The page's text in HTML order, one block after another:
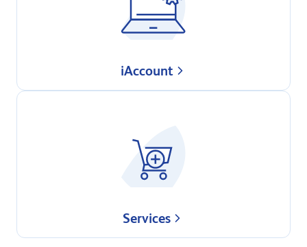
iAccount
Services